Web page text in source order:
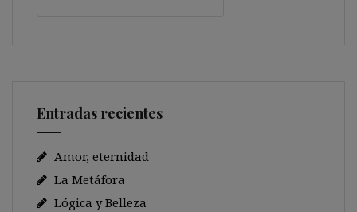
Entradas recientes
Amor, eternidad
La Metáfora
Lógica y Belleza